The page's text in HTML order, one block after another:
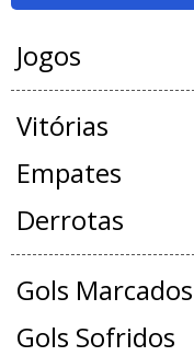
Jogos
Vitórias
Empates
Derrotas
Gols Marcados
Gols Sofridos